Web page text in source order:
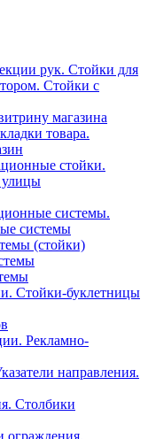
рук. Стойки для
Стойки с
магазина
товара.
стойки.
улицы
системы.
системы
(стойки)
Стойки-буклетницы
Рекламно-
направления.
Столбики
ограждения.